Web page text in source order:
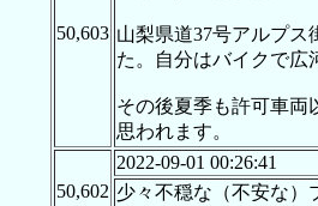
50,603 山梨県道37号アルプス
た。自分はバイクで広
その後夏季も許可車両
思われます。
50,602
2022-09-01 00:26:41
少々不穏な（不安な）